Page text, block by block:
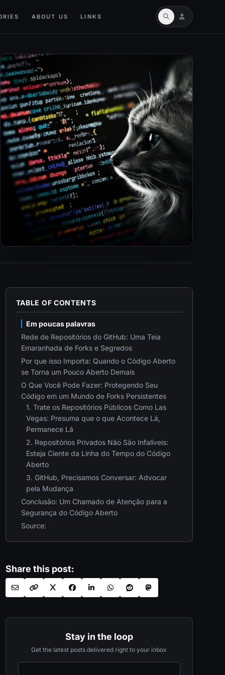
ABOUT US LINKS
TABLE OF CONTENTS
Em poucas palavras
Rede de Repositórios do GitHub: Uma Teia
Emaranhada de Forks e Segredos
Por que isso Importa: Quando o Código Aberto
se Torna um Pouco Aberto Demais
O Que Você Pode Fazer: Protegendo Seu
Código em um Mundo de Forks Persistentes
1. Trate os Repositórios Públicos Como Las
Vegas: Presuma que o que Acontece Lá,
Permanece Lá
2. Repositórios Privados Não São Infalíveis:
Esteja Ciente da Linha do Tempo do Código
Aberto
3. GitHub, Precisamos Conversar: Advocar
pela Mudança
Conclusão: Um Chamado de Atenção para a
Segurança do Código Aberto
Source:
Share this post:
Stay in the loop
Get the latest posts delivered right to your inbox